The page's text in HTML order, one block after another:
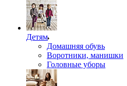
Детям
Домашняя обувь
Воротники, манишки
Головные уборы